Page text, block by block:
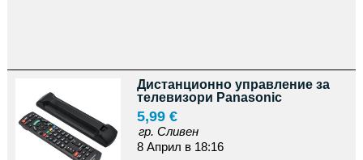
Дистанционно управление за
телевизори Panasonic
5,99 €
гр. Сливен
8 Април в 18:16